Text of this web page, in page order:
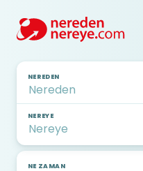
NEREDEN
NEREYE
NE ZAMAN